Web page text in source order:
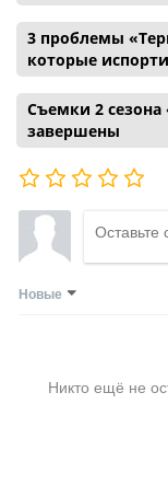
3 проблемы
которые
Съемки 2
завершены
Новые
Никто ещё не